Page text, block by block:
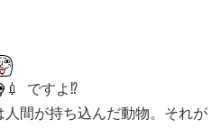
💉 ですよ⁉️
間が持ち込んだ動物。それが